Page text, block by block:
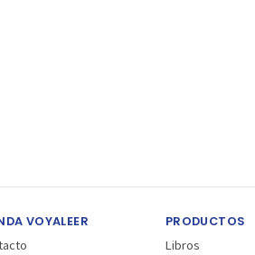
VOYALEER PRODUCTOS
Libros